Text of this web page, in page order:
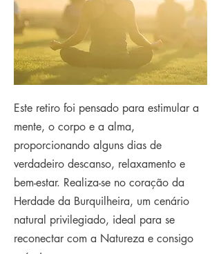
Este retiro foi pensado para estimular a
mente, o corpo e a alma,
proporcionando alguns dias de
verdadeiro descanso, relaxamento e
bem-estar. Realiza-se no coração da
Herdade da Burquilheira, um cenário
natural privilegiado, ideal para se
reconectar com a Natureza e consigo